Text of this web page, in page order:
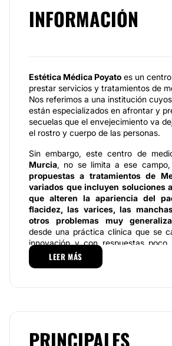
INFORMACIÓN
Estética Médica Poyato es un
prestar servicios y tratamientos de
Nos referimos a una institución
están especializados en afrontar y
secuelas que el envejecimiento va
el rostro y cuerpo de las personas.
Sin embargo, este centro de
Murcia, no se limita a ese campo,
propuestas a tratamientos de
variados que incluyen soluciones
que alteren la apariencia del
flacidez, las varices, las
otros problemas muy
desde una práctica clínica que se
innovación y con respuestas
causan mínimas molestias a los
oportunidad a las demandas de los
LEER MÁS
PRINCIPALES